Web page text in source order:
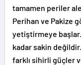
tamamen periler
Perihan ve Pakize
yetiştirmeye başlar.
kadar sakin
farklı sihirli güçler